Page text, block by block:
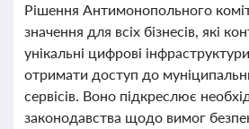
Рішення Антимонопольного
значення для всіх бізнесів, які
унікальні цифрові
отримати доступ до
сервісів. Воно підкреслює
законодавства щодо вимог